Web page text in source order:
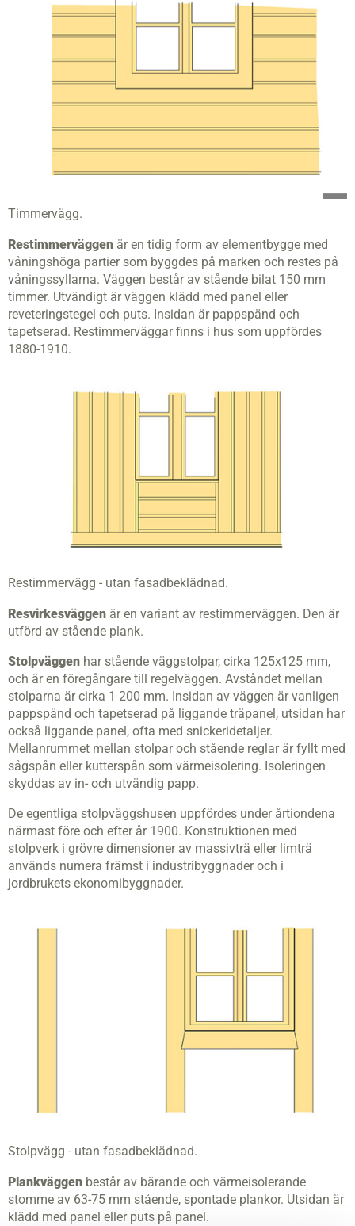
Timmervägg.
Restimmerväggen är en tidig form av elementbygge med
våningshöga partier som byggdes på marken och restes på
våningssyllarna. Väggen består av stående bilat 150 mm
timmer. Utvändigt är väggen klädd med panel eller
reveteringstegel och puts. Insidan är pappspänd och
tapetserad. Restimmerväggar finns i hus som uppfördes
1880-1910.
Restimmervägg - utan fasadbeklädnad.
Resvirkesväggen är en variant av restimmerväggen. Den är
utförd av stående plank.
Stolpväggen har stående väggstolpar, cirka 125x125 mm,
och är en föregångare till regelväggen. Avståndet mellan
stolparna är cirka 1 200 mm. Insidan av väggen är vanligen
pappspänd och tapetserad på liggande träpanel, utsidan har
också liggande panel, ofta med snickeridetaljer.
Mellanrummet mellan stolpar och stående reglar är fyllt med
sågspån eller kutterspån som värmeisolering. Isoleringen
skyddas av in- och utvändig papp.
De egentliga stolpväggshusen uppfördes under årtiondena
närmast före och efter år 1900. Konstruktionen med
stolpverk i grövre dimensioner av massivträ eller limträ
används numera främst i industribyggnader och i
jordbrukets ekonomibyggnader.
Stolpvägg - utan fasadbeklädnad.
Plankväggen består av bärande och värmeisolerande
stomme av 63-75 mm stående, spontade plankor. Utsidan är
klädd med panel eller puts på panel.